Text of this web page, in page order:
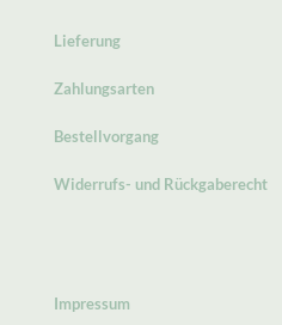
Lieferung
Zahlungsarten
Bestellvorgang
Widerrufs- und Rückgaberecht
Impressum